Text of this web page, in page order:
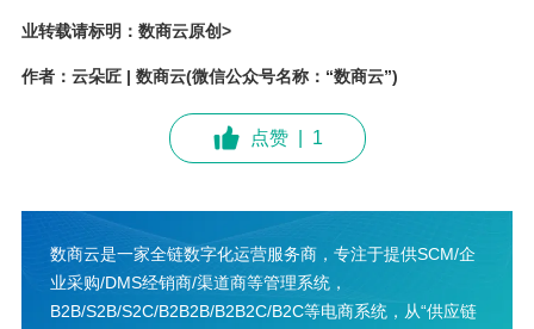
业转载请标明：数商云原创>
作者：云朵匠 | 数商云(微信公众号名称：“数商云”)
点赞 1
数商云是一家全链数字化运营服务商，专注于提供SCM/企
业采购/DMS经销商/渠道商等管理系统，
B2B/S2B/S2C/B2B2B/B2B2C/B2C等电商系统，从“供应链